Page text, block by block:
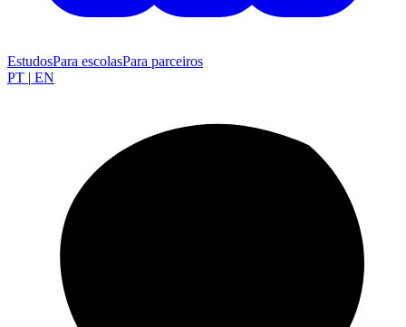
EstudosPara escolasPara parceiros
PT | EN